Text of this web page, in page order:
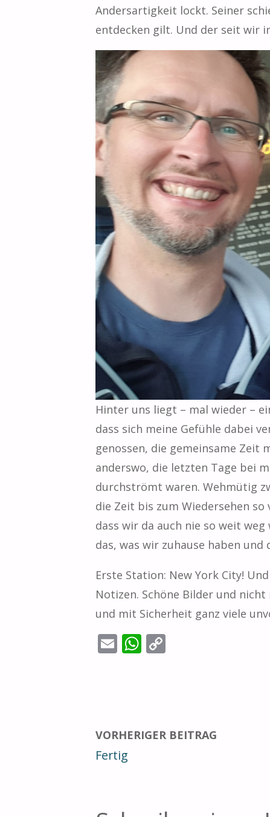
Andersartigkeit lockt. Seiner
entdecken gilt. Und der seit wir
Hinter uns liegt – mal wieder –
dass sich meine Gefühle dabei
genossen, die gemeinsame Zeit
anderswo, die letzten Tage bei
durchströmt waren. Wehmütig
die Zeit bis zum Wiedersehen
dass wir da auch nie so weit
das, was wir zuhause haben
Erste Station: New York City!
Notizen. Schöne Bilder und
und mit Sicherheit ganz viele
E W
p n
VORHERIGER BEITRAG
Fertig